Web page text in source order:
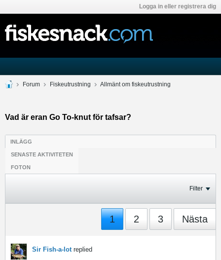
Logga in eller registrera dig
Forum Fiskeutrustning Allmänt om fiskeutrustning
Vad är eran Go To-knut för tafsar?
INLÄGG
SENASTE AKTIVITETEN
FOTON
Filter
1 2 3 Nästa
Sir Fish-a-lotreplied